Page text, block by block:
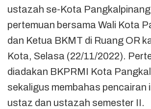
ustazah se-Kota
pertemuan bersama Wali Kota
dan Ketua BKMT di Ruang OR
Kota, Selasa (22/11/2022).
diadakan BKPRMI Kota
sekaligus membahas pencairan
ustaz dan ustazah semester II.